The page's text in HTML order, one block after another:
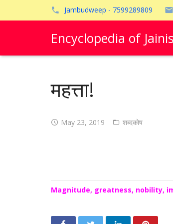
Jambudweep - 7599289809
Encyclopedia of
महत्ता!
May 23, 2019 शब्दकोष
Magnitude, greatness, nobility,